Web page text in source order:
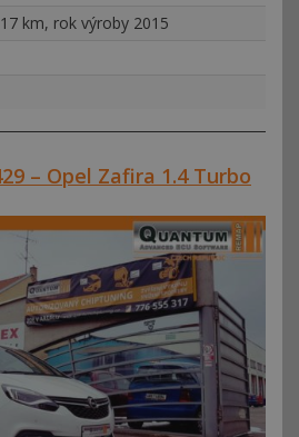
km, rok výroby 2015
– Opel Zafira 1.4 Turbo